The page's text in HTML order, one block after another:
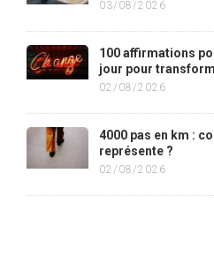
03/08/2026
100 affirmations
jour pour
02/08/2026
4000 pas en km :
représente ?
02/08/2026